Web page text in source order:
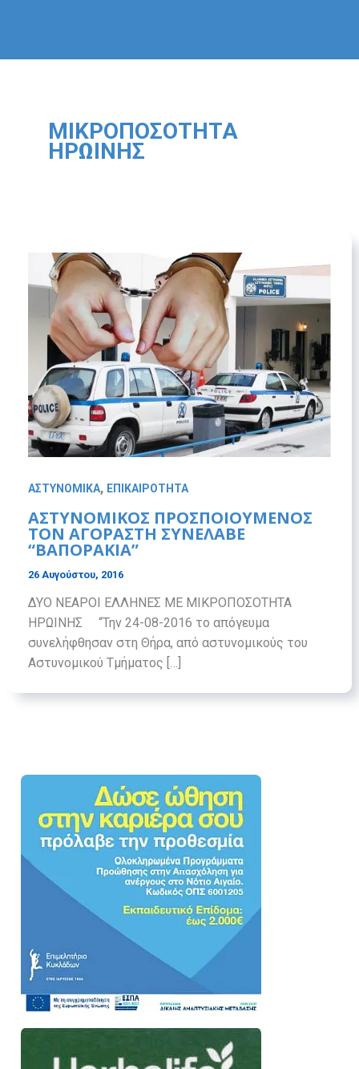
ΜΙΚΡΟΠΟΣΌΤΗΤΑ
ΗΡΩΊΝΗΣ
ΑΣΤΥΝΟΜΙΚΑ, ΕΠΙΚΑΙΡΟΤΗΤΑ
AΣΤΥΝΟΜΙΚΟΣ ΠΡΟΣΠΟΙΟΥΜΕΝΟΣ
ΤΟΝ ΑΓΟΡΑΣΤΗ ΣΥΝΕΛΑΒΕ
“ΒΑΠΟΡΑΚΙΑ”
26 Αυγούστου, 2016
ΔΥΟ ΝΕΑΡΟΙ ΕΛΛΗΝΕΣ ΜΕ ΜΙΚΡΟΠΟΣΟΤΗΤΑ
ΗΡΩΙΝΗΣ “Την 24-08-2016 το απόγευμα
συνελήφθησαν στη Θήρα, από αστυνομικούς του
Αστυνομικού Τμήματος […]